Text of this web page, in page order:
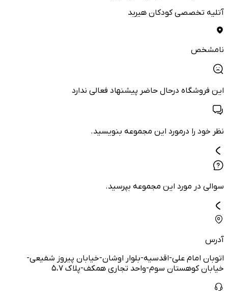
آتلیه تخصصی کودکان هیربد
نامشخص
این فروشگاه درحال حاضر پیشنهاد فعالی ندارد
نظر خود را درمورد این مجموعه بنویسید.
سوالی در مورد این مجموعه بپرسید.
آدرس
اتوبان امام علی-اقدسیه-بلوار اوشان-خیابان پیروز شفیعی-
خیابان کوهستان سوم-واحد تجاری همکف-پلاک ۵،۷